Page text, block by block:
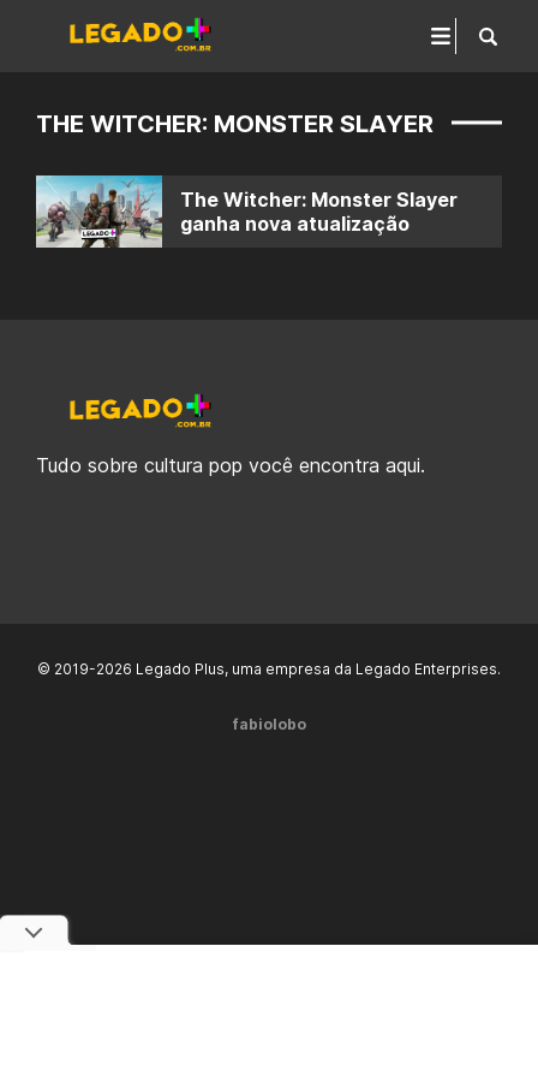
THE WITCHER: MONSTER SLAYER
The Witcher: Monster Slayer
ganha nova atualização
Tudo sobre cultura pop você encontra aqui.
© 2019-2026 Legado Plus, uma empresa da Legado Enterprises.
fabiolobo